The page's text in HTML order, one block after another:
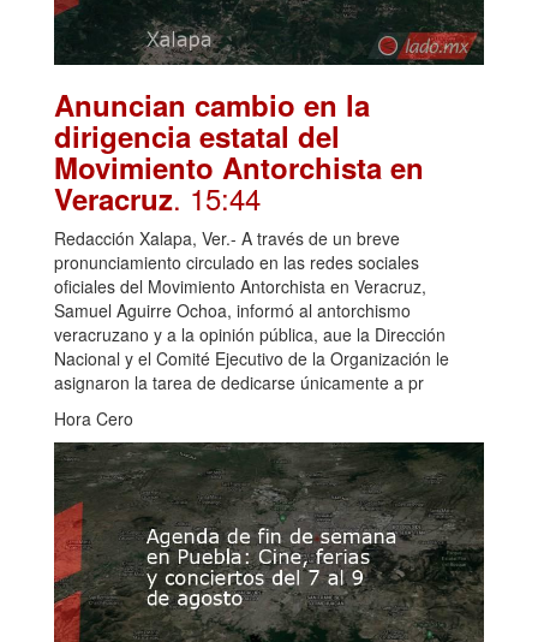
Anuncian cambio en la
dirigencia estatal del
Movimiento Antorchista en
Veracruz. 15:44
Redacción Xalapa, Ver.- A través de un breve
pronunciamiento circulado en las redes sociales
oficiales del Movimiento Antorchista en Veracruz,
Samuel Aguirre Ochoa, informó al antorchismo
veracruzano y a la opinión pública, aue la Dirección
Nacional y el Comité Ejecutivo de la Organización le
asignaron la tarea de dedicarse únicamente a pr
Hora Cero